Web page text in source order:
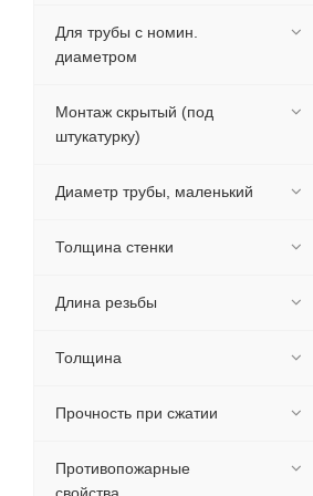
Для трубы с номин.
диаметром
Монтаж скрытый (под
штукатурку)
Диаметр трубы, маленький
Толщина стенки
Длина резьбы
Толщина
Прочность при сжатии
Противопожарные